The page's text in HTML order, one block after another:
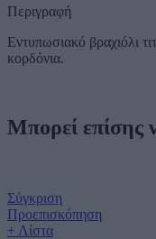
Περιγραφή
Εντυπωσιακό βραχιόλι
κορδόνια.
Μπορεί επίσης
Σύγκριση
Προεπισκόπηση
+ Λίστα